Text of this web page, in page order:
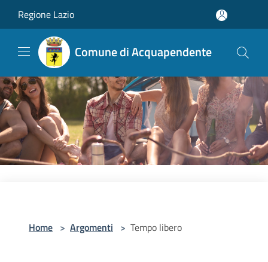
Regione Lazio
Comune di Acquapendente
Home > Argomenti > Tempo libero